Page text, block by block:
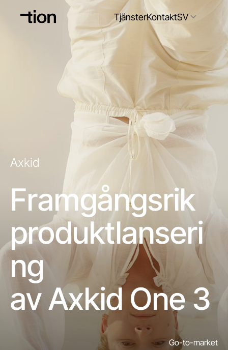
TjänsterKontaktSV
SV
Axkid
Framgångsrik
produktlanseri
ng
av Axkid One 3
Go-to-market